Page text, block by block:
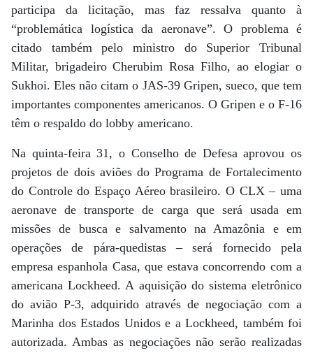
participa da licitação, mas faz ressalva quanto à
“problemática logística da aeronave”. O problema é
citado também pelo ministro do Superior Tribunal
Militar, brigadeiro Cherubim Rosa Filho, ao elogiar o
Sukhoi. Eles não citam o JAS-39 Gripen, sueco, que tem
importantes componentes americanos. O Gripen e o F-16
têm o respaldo do lobby americano.
Na quinta-feira 31, o Conselho de Defesa aprovou os
projetos de dois aviões do Programa de Fortalecimento
do Controle do Espaço Aéreo brasileiro. O CLX – uma
aeronave de transporte de carga que será usada em
missões de busca e salvamento na Amazônia e em
operações de pára-quedistas – será fornecido pela
empresa espanhola Casa, que estava concorrendo com a
americana Lockheed. A aquisição do sistema eletrônico
do avião P-3, adquirido através de negociação com a
Marinha dos Estados Unidos e a Lockheed, também foi
autorizada. Ambas as negociações não serão realizadas